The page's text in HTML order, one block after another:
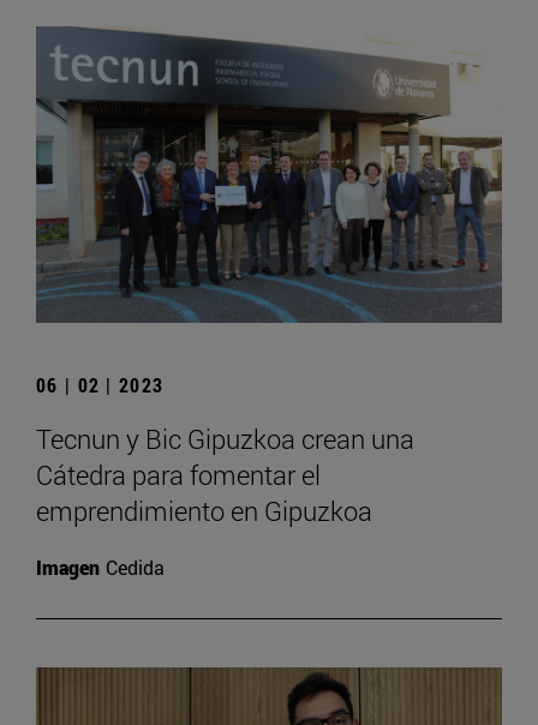
06 | 02 | 2023
Tecnun y Bic Gipuzkoa crean una
Cátedra para fomentar el
emprendimiento en Gipuzkoa
Imagen Cedida